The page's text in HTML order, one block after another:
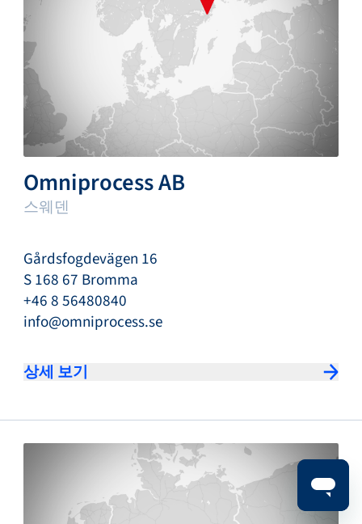
Omniprocess AB
스웨덴
Gårdsfogdevägen 16
S 168 67 Bromma
+46 8 56480840
info@omniprocess.se
상세 보기